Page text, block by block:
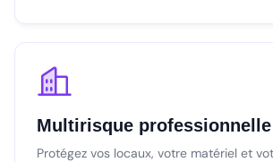
Multirisque professionnelle
Protégez vos locaux, votre matériel et